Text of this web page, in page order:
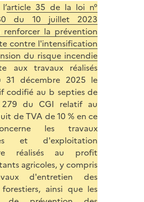
article 35 de la loi n°
du 10 juillet 2023
renforcer la prévention
contre l'intensification
du risque incendie
aux travaux réalisés
31 décembre 2025 le
codifié au b septies de
279 du CGI relatif au
de TVA de 10 % en ce
les travaux
et d'exploitation
réalisés au profit
agricoles, y compris
d'entretien des
forestiers, ainsi que les